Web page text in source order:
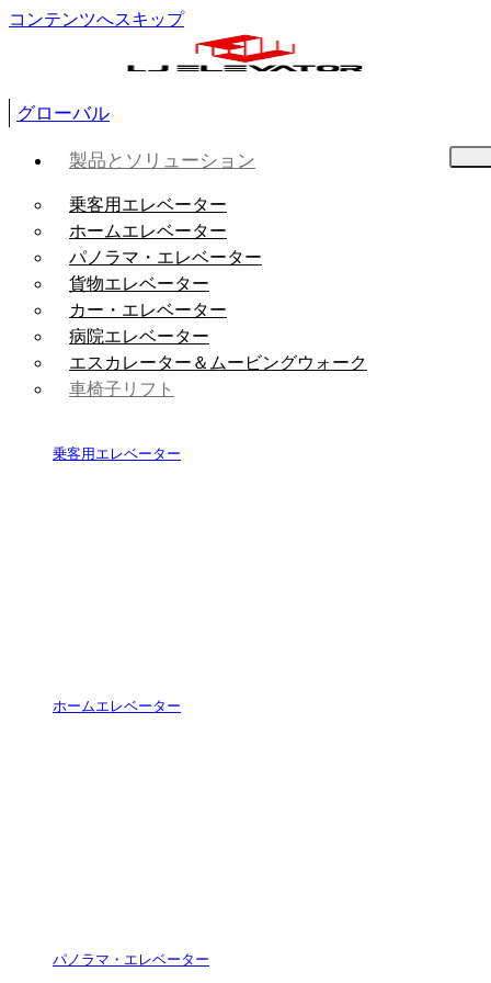
コンテンツへスキップ
グローバル
製品とソリューション
乗客用エレベーター
ホームエレベーター
パノラマ・エレベーター
貨物エレベーター
カー・エレベーター
病院エレベーター
エスカレーター＆ムービングウォーク
車椅子リフト
乗客用エレベーター
ホームエレベーター
パノラマ・エレベーター